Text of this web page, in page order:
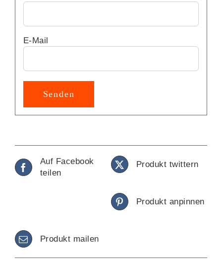
E-Mail
Auf Facebook
teilen
Produkt twittern
Produkt anpinnen
Produkt mailen